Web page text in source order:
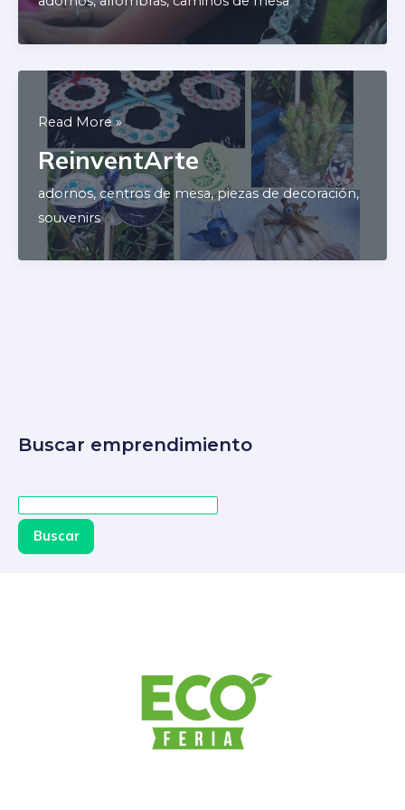
Buscar emprendimiento
Buscar
ReinventArte
Read More »
ReinventArte
adornos,centros de mesa,piezas de decoración,
souvenirs